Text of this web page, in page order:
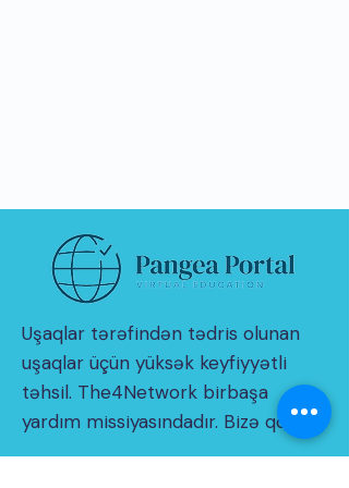
Uşaqlar tərəfindən tədris olunan
uşaqlar üçün yüksək keyfiyyətli
təhsil. The4Network birbaşa
yardım missiyasındadır. Bizə qoşul!
© 2021 THE4NETWORK Limited tərəfindən